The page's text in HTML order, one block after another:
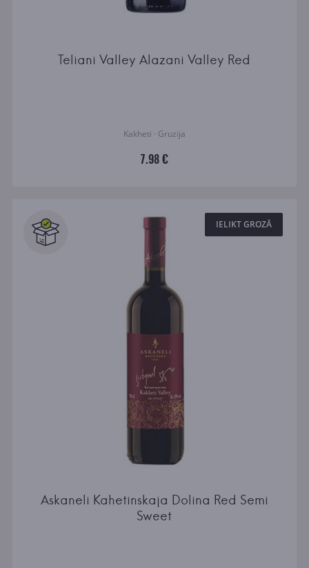
Teliani Valley Alazani Valley Red
Kakheti · Gruzija
7.98 €
IELIKT GROZĀ
Askaneli Kahetinskaja Dolina Red Semi
Sweet